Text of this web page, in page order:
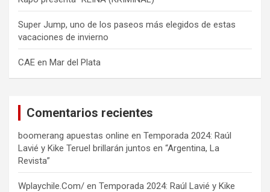
Super Jump, uno de los paseos más elegidos de estas
vacaciones de invierno
CAE en Mar del Plata
Comentarios recientes
boomerang apuestas online en Temporada 2024: Raúl
Lavié y Kike Teruel brillarán juntos en “Argentina, La
Revista”
Wplaychile.Com/ en Temporada 2024: Raúl Lavié y Kike